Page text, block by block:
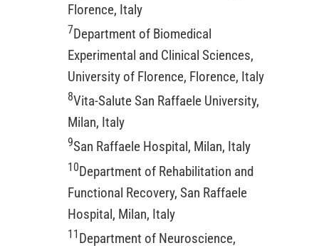
Florence, Italy
7Department of Biomedical
Experimental and Clinical Sciences,
University of Florence, Florence, Italy
8Vita-Salute San Raffaele University,
Milan, Italy
9San Raffaele Hospital, Milan, Italy
10Department of Rehabilitation and
Functional Recovery, San Raffaele
Hospital, Milan, Italy
11 Department of Neuroscience,